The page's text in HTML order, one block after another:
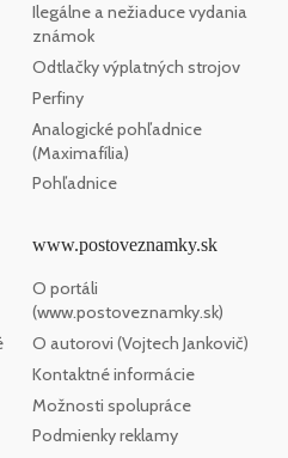
Ilegálne a nežiaduce vydania
známok
Odtlačky výplatných strojov
Perfiny
Analogické pohľadnice
(Maximafília)
Pohľadnice
www.postoveznamky.sk
O portáli
(www.postoveznamky.sk)
O autorovi (Vojtech Jankovič)
Kontaktné informácie
Možnosti spolupráce
Podmienky reklamy